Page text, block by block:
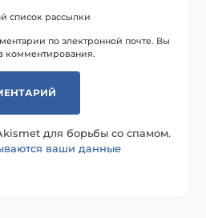
список рассылки
по электронной почте. Вы
комментирования.
для борьбы со спамом.
ваши данные